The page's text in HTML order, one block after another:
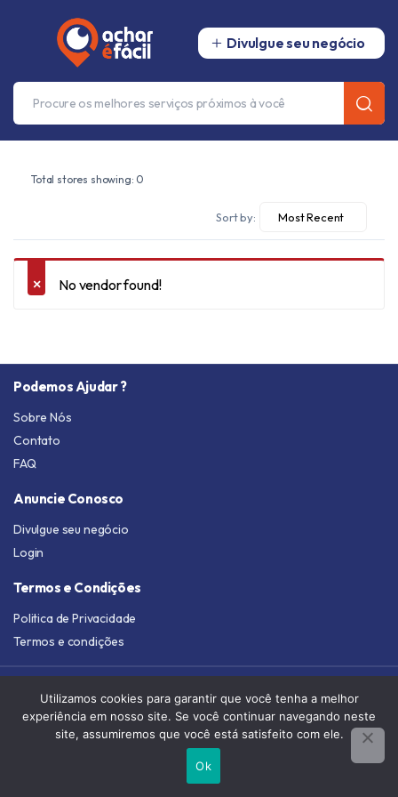
Divulgue seu negócio
Total stores showing: 0
Sort by:
No vendor found!
Podemos Ajudar ?
Sobre Nós
Contato
FAQ
Anuncie Conosco
Divulgue seu negócio
Login
Termos e Condições
Politica de Privacidade
Termos e condições
Copyright 2010-2025 © Achar é Facíl
Utilizamos cookies para garantir que você tenha a melhor
experiência em nosso site. Se você continuar navegando neste
site, assumiremos que você está satisfeito com ele.
Ok